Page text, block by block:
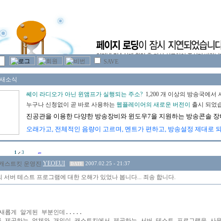
SAVE
1 3
YEOEUI DATE 2007.02.25 - 21:37
서버 테스트 프로그램에 대한 오해가 있었나 봅니다... 죄송 합니다.
롭게 알게된 부분인데.....